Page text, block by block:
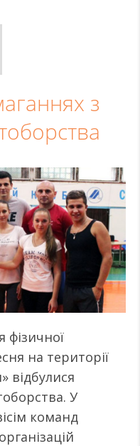
з
фізичної
на території
відбулися
У
команд